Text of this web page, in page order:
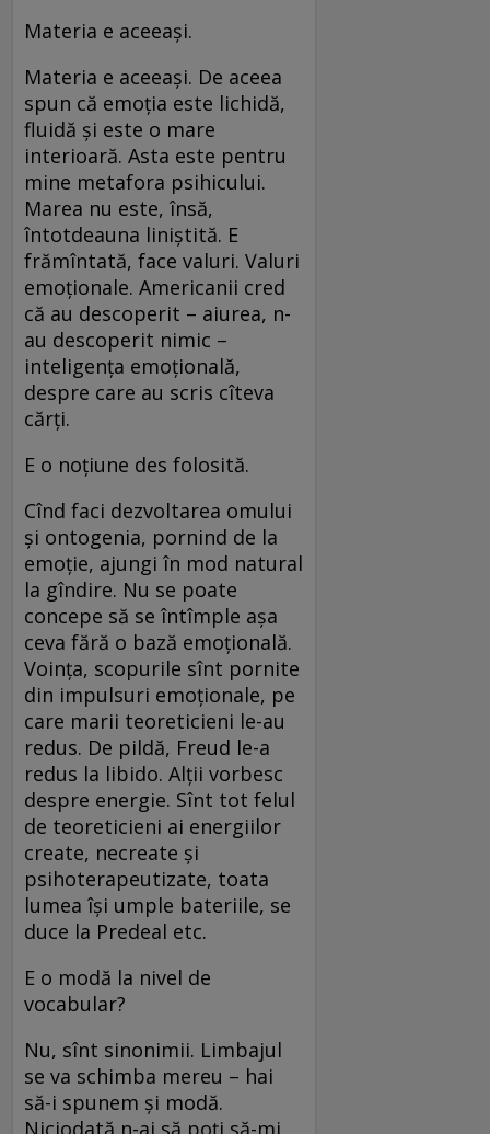
Materia e aceeași.
Materia e aceeași. De aceea
spun că emoția este lichidă,
fluidă și este o mare
interioară. Asta este pentru
mine metafora psihicului.
Marea nu este, însă,
întotdeauna liniștită. E
frămîntată, face valuri. Valuri
emoționale. Americanii cred
că au descoperit – aiurea, n-
au descoperit nimic –
inteligența emoțională,
despre care au scris cîteva
cărți.
E o noțiune des folosită.
Cînd faci dezvoltarea omului
și ontogenia, pornind de la
emoție, ajungi în mod natural
la gîndire. Nu se poate
concepe să se întîmple așa
ceva fără o bază emoțională.
Voința, scopurile sînt pornite
din impulsuri emoționale, pe
care marii teoreticieni le-au
redus. De pildă, Freud le-a
redus la libido. Alții vorbesc
despre energie. Sînt tot felul
de teoreticieni ai energiilor
create, necreate și
psihoterapeutizate, toata
lumea își umple bateriile, se
duce la Predeal etc.
E o modă la nivel de
vocabular?
Nu, sînt sinonimii. Limbajul
se va schimba mereu – hai
să-i spunem și modă.